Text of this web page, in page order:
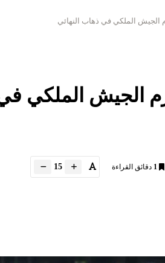
الجيش الملكي في ذهاب النهائي
الجيش الملكي
1 دقائق القراءة 15